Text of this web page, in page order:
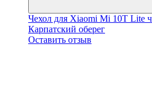
Чехол для Xiaomi Mi 10T Lite
Карпатский оберег
Оставить отзыв